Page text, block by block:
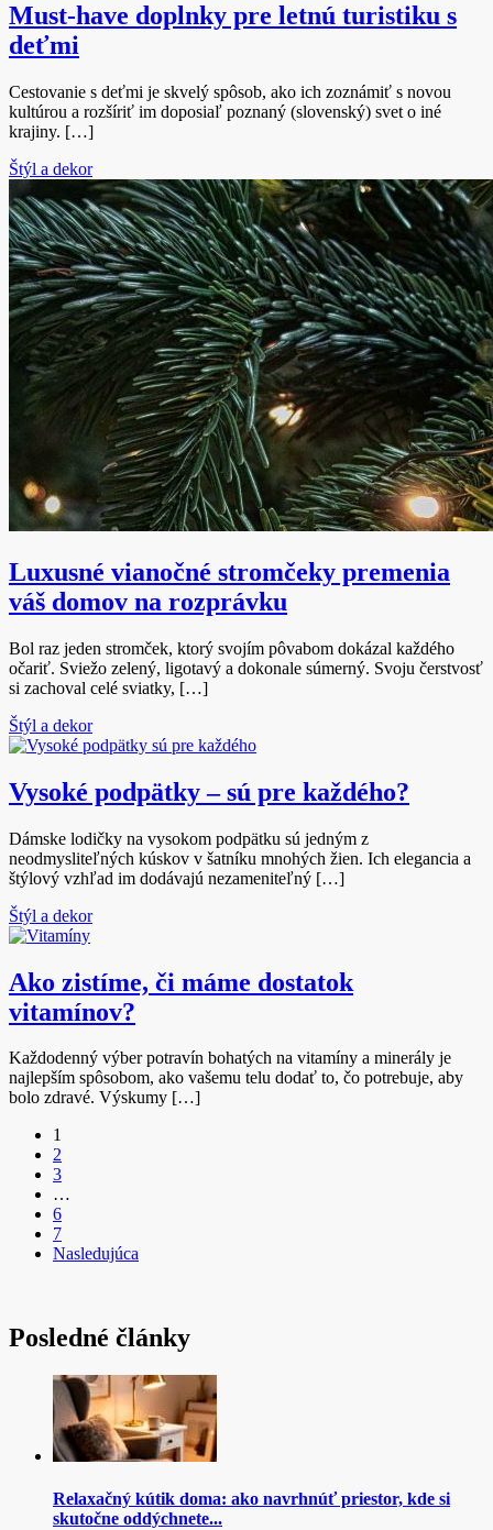
Must-have doplnky pre letnú turistiku s
deťmi
Cestovanie s deťmi je skvelý spôsob, ako ich zoznámiť s novou
kultúrou a rozšíriť im doposiaľ poznaný (slovenský) svet o iné
krajiny. […]
Štýl a dekor
Luxusné vianočné stromčeky premenia
váš domov na rozprávku
Bol raz jeden stromček, ktorý svojím pôvabom dokázal každého
očariť. Sviežo zelený, ligotavý a dokonale súmerný. Svoju čerstvosť
si zachoval celé sviatky, […]
Štýl a dekor
Vysoké podpätky – sú pre každého?
Dámske lodičky na vysokom podpätku sú jedným z
neodmysliteľných kúskov v šatníku mnohých žien. Ich elegancia a
štýlový vzhľad im dodávajú nezameniteľný […]
Štýl a dekor
Ako zistíme, či máme dostatok
vitamínov?
Každodenný výber potravín bohatých na vitamíny a minerály je
najlepším spôsobom, ako vašemu telu dodať to, čo potrebuje, aby
bolo zdravé. Výskumy […]
1
2
3
…
6
7
Nasledujúca
Posledné články
Relaxačný kútik doma: ako navrhnúť priestor, kde si
skutočne oddýchnete...